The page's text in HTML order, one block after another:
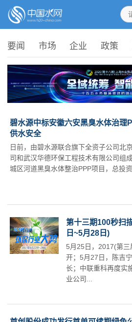
要闻 市场 企业 政策
碧水源中标安徽六安黑臭水体治理
供水安全
日前，由碧水源联合旗下全资子公司北
司和武汉华德环保工程技术有限公司组
城区河道黑臭水体整治PPP项目，总投
第十三期100秒扫
日~5月28日)
5月25日，2017(第
开；5月27日，陈吉
长；中联重科再度实
业公司...